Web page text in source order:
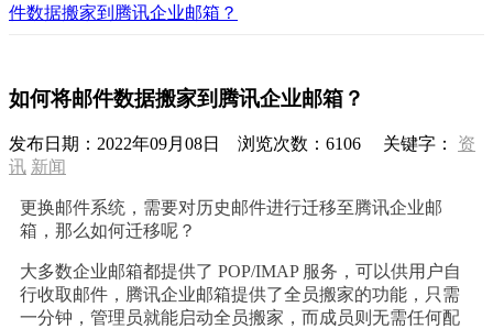
件数据搬家到腾讯企业邮箱？
如何将邮件数据搬家到腾讯企业邮箱？
发布日期： 2022年09月08日 浏览次数： 6106 关键字： 资
讯 新闻
更换邮件系统，需要对历史邮件进行迁移至腾讯企业邮
箱，那么如何迁移呢？
大多数企业邮箱都提供了 POP/IMAP 服务，可以供用户自
行收取邮件，腾讯企业邮箱提供了全员搬家的功能，只需
一分钟，管理员就能启动全员搬家，而成员则无需任何配